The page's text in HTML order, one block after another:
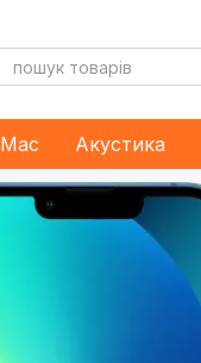
Mac Акустика